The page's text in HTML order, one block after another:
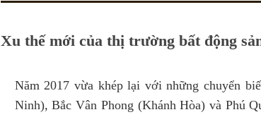
Xu thế mới của thị trường bất động
Năm 2017 vừa khép lại với những chuyển
Ninh), Bắc Vân Phong (Khánh Hòa) và Phú